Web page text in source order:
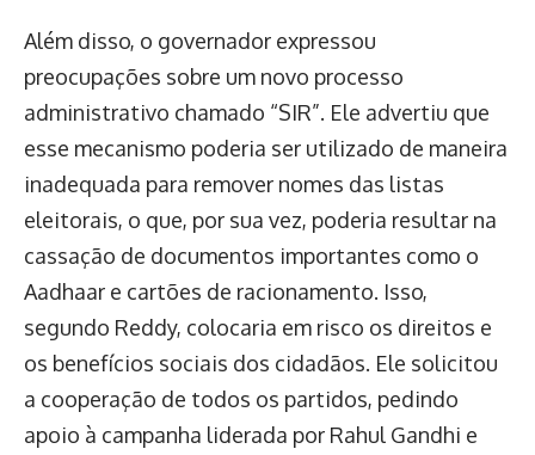
Além disso, o governador expressou
preocupações sobre um novo processo
administrativo chamado “SIR”. Ele advertiu que
esse mecanismo poderia ser utilizado de maneira
inadequada para remover nomes das listas
eleitorais, o que, por sua vez, poderia resultar na
cassação de documentos importantes como o
Aadhaar e cartões de racionamento. Isso,
segundo Reddy, colocaria em risco os direitos e
os benefícios sociais dos cidadãos. Ele solicitou
a cooperação de todos os partidos, pedindo
apoio à campanha liderada por Rahul Gandhi e